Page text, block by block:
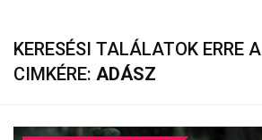
KERESÉSI TALÁLATOK ERRE A
CIMKÉRE: ADÁSZ